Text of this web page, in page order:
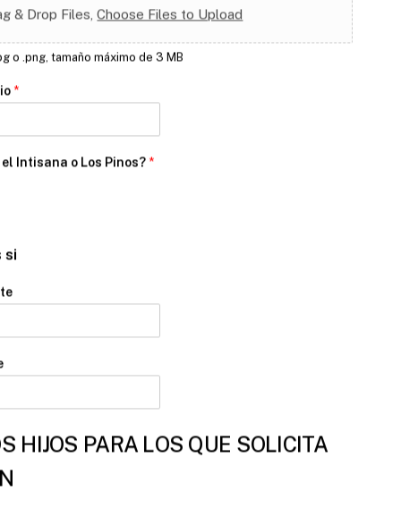
& Drop Files,Choose Files to Upload
o .png, tamaño máximo de 3 MB
*
Intisana o Los Pinos? *
si
HIJOS PARA LOS QUE SOLICITA